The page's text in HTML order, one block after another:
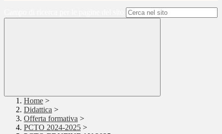
Home >
Didattica >
Offerta formativa >
PCTO 2024-2025 >